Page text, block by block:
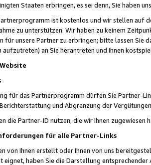
Staaten erbringen, es sei denn, Sie haben
ist kostenlos und wir stellen auf
zu unterstützen. Wir haben zu keinem
für unsere Partner zu erbringen; bitte lassen Sie
aufzutreten) an Sie herantreten und Ihnen
für das Partnerprogramm dürfen Sie Partner-
und Abgrenzung der
die Partner-ID nutzen, die wir Ihnen zugewiesen
für alle Partner-Links
von Ihnen erstellt oder Ihnen von uns
eignet, haben Sie die Darstellung